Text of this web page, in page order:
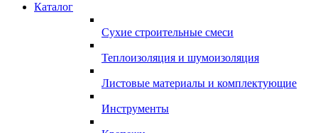
Каталог
Сухие строительные смеси
Теплоизоляция и шумоизоляция
Листовые материалы и комплектующие
Инструменты